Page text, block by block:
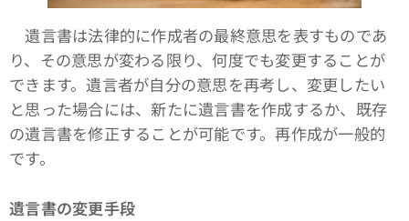
遺言書は法律的に作成者の最終意思を表すものであ
り、その意思が変わる限り、何度でも変更することが
できます。遺言者が自分の意思を再考し、変更したい
と思った場合には、新たに遺言書を作成するか、既存
の遺言書を修正することが可能です。再作成が一般的
です。
遺言書の変更手段